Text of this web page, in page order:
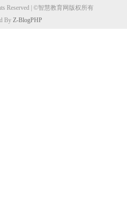
Reserved | ©智慧教育网版权所有
By Z-BlogPHP